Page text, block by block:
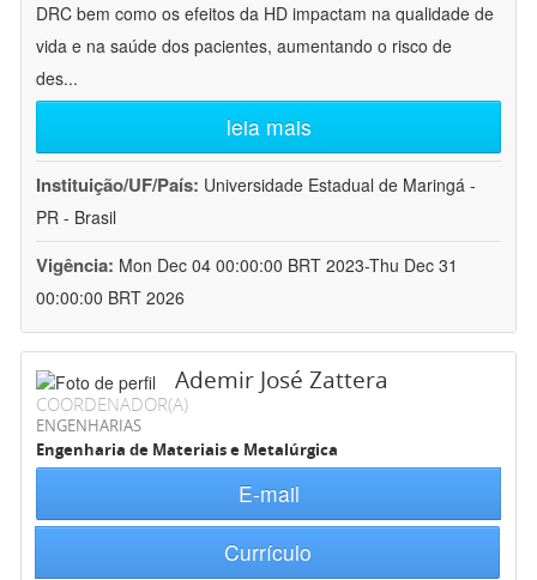
DRC bem como os efeitos da HD impactam na qualidade de
vida e na saúde dos pacientes, aumentando o risco de
des...
leia mais
Instituição/UF/País: Universidade Estadual de Maringá -
PR - Brasil
Vigência: Mon Dec 04 00:00:00 BRT 2023-Thu Dec 31
00:00:00 BRT 2026
Ademir José Zattera
COORDENADOR(A)
ENGENHARIAS
Engenharia de Materiais e Metalúrgica
E-mail
Currículo